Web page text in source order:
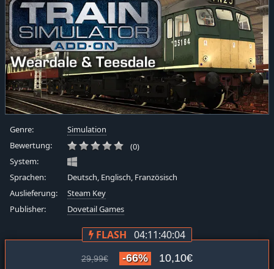
Genre:
Simulation
Bewertung:
(0)
System:
Sprachen:
Deutsch, Englisch, Französisch
Auslieferung:
Steam Key
Publisher:
Dovetail Games
FLASH 04:11:40:04
29,99€ -66% 10,10€